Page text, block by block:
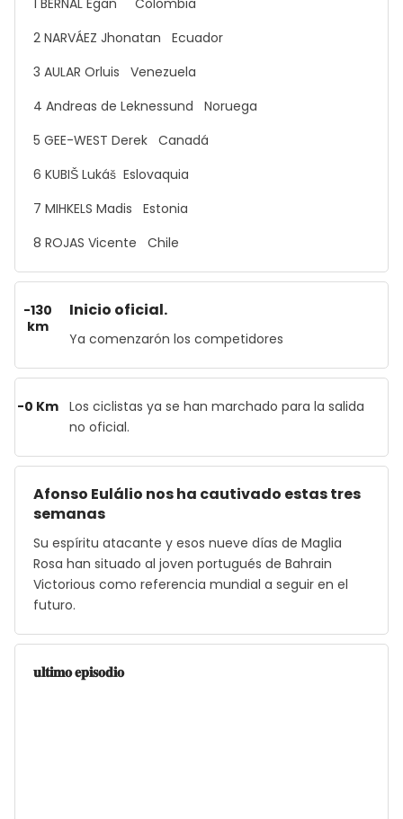
1 BERNAL Egan Colombia
2 NARVÁEZ Jhonatan Ecuador
3 AULAR Orluis Venezuela
4 Andreas de Leknessund Noruega
5 GEE-WEST Derek Canadá
6 KUBIŠ Lukáš Eslovaquia
7 MIHKELS Madis Estonia
8 ROJAS Vicente Chile
-130
km
Inicio oficial.
Ya comenzarón los competidores
-0 Km Los ciclistas ya se han marchado para la salida
no oficial.
Afonso Eulálio nos ha cautivado estas tres
semanas
Su espíritu atacante y esos nueve días de Maglia
Rosa han situado al joven portugués de Bahrain
Victorious como referencia mundial a seguir en el
futuro.
𝐮𝐥𝐭𝐢𝐦𝐨 𝐞𝐩𝐢𝐬𝐨𝐝𝐢𝐨